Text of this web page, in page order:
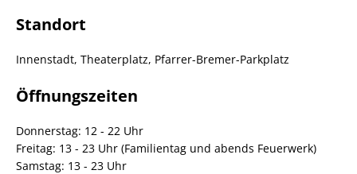
Standort
Innenstadt, Theaterplatz, Pfarrer-Bremer-Parkplatz
Öffnungszeiten
Donnerstag: 12 - 22 Uhr
Freitag: 13 - 23 Uhr (Familientag und abends Feuerwerk)
Samstag: 13 - 23 Uhr